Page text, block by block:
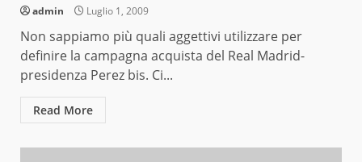
admin Luglio 1, 2009
Non sappiamo più quali aggettivi utilizzare per
definire la campagna acquista del Real Madrid-
presidenza Perez bis. Ci...
Read More